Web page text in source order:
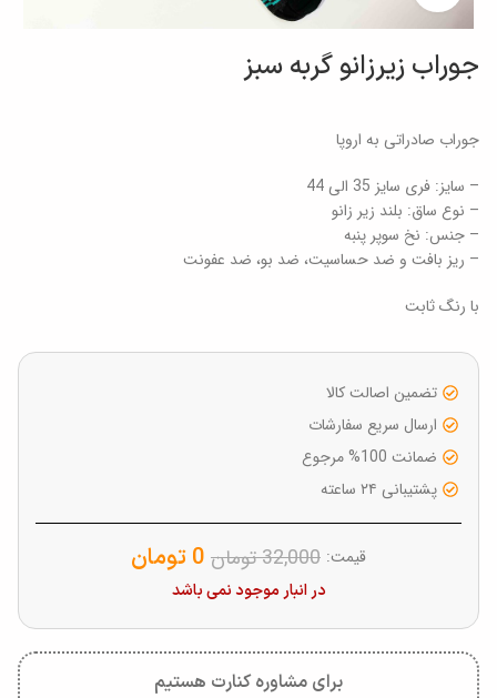
جوراب زیرزانو گربه سبز
جوراب صادراتی به اروپا
– سایز: فری سایز 35 الی 44
– نوع ساق: بلند زیر زانو
– جنس: نخ سوپر پنبه
– ریز بافت و ضد حساسیت، ضد بو، ضد عفونت
با رنگ ثابت
تضمین اصالت کالا
ارسال سریع سفارشات
ضمانت 100% مرجوع
پشتیبانی ۲۴ ساعته
قیمت: 32,000تومان 0 تومان
در انبار موجود نمی باشد
برای مشاوره کنارت هستیم